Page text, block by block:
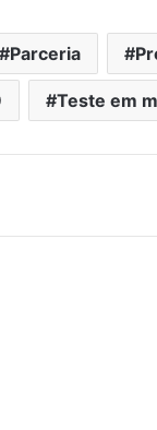
Parceria
Teste em